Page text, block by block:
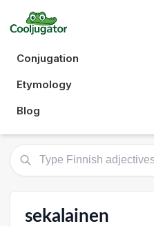
Conjugation
Etymology
Blog
sekalainen